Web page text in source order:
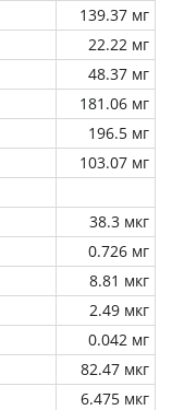
139.37 мг
22.22 мг
48.37 мг
181.06 мг
196.5 мг
103.07 мг
38.3 мкг
0.726 мг
8.81 мкг
2.49 мкг
0.042 мг
82.47 мкг
6.475 мкг